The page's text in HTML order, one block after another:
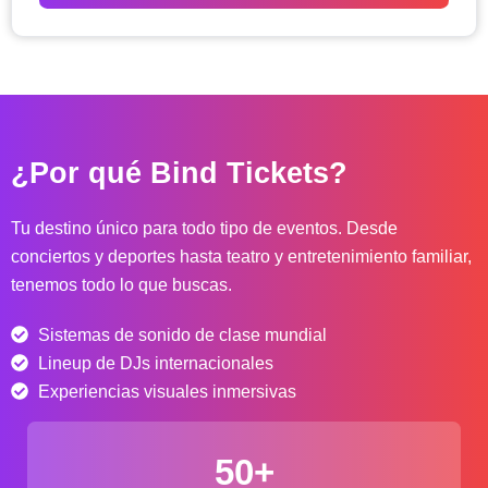
d
p
c
i
s
:
d
d
$
¿Por qué Bind Tickets?
Tu destino único para todo tipo de eventos. Desde
conciertos y deportes hasta teatro y entretenimiento familiar,
tenemos todo lo que buscas.
Sistemas de sonido de clase mundial
Lineup de DJs internacionales
Experiencias visuales inmersivas
50+